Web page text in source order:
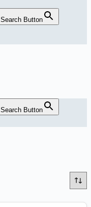
Search Button
Search Button